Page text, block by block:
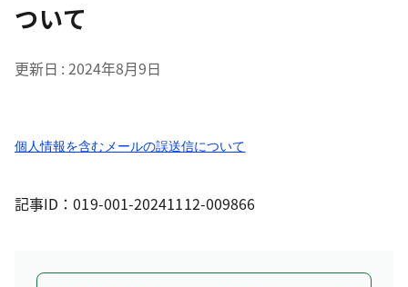
ついて
更新日 2024年8月9日
個人情報を含むメールの誤送信について
記事ID：019-001-20241112-009866